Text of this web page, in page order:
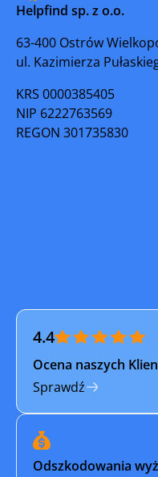
Żagań
Helpfind sp. z o.o.
63-400 Ostrów
ul. Kazimierza
KRS 0000385405
NIP 6222763569
REGON 301735830
4.4
Ocena naszych
Sprawdź
Odszkodowania